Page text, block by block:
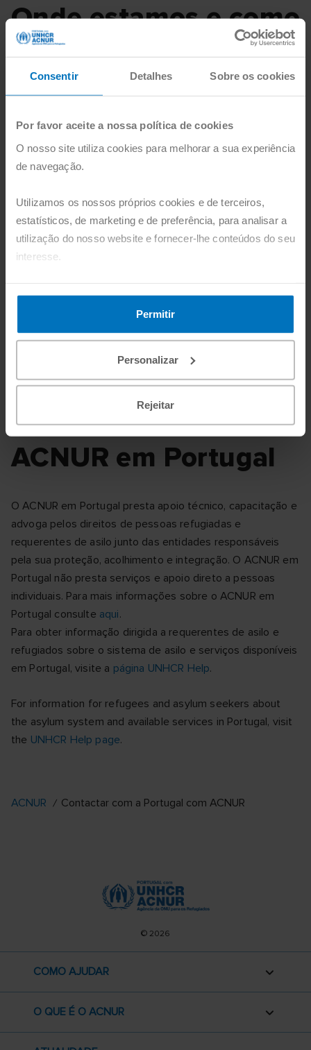
Consentir Detalhes Sobre os cookies
Por favor aceite a nossa política de cookies
O nosso site utiliza cookies para melhorar a sua experiência
de navegação.
Utilizamos os nossos próprios cookies e de terceiros,
estatísticos, de marketing e de preferência, para analisar a
utilização do nosso website e fornecer-lhe conteúdos do seu
interesse.
"Aceitar". Pode também recusá-los, configurá-los e obter
Permitir
Personalizar
Rejeitar
Onde estamos e como
chegar
ACNUR em Portugal
O ACNUR em Portugal presta apoio técnico, capacitação e
advoga pelos direitos de pessoas refugiadas e
requerentes de asilo junto das entidades responsáveis
pela sua proteção, acolhimento e integração. O ACNUR em
Portugal não presta serviços e apoio direto a pessoas
individuais. Para mais informações sobre o ACNUR em
Portugal consulte aqui.
Para obter informação dirigida a requerentes de asilo e
refugiados sobre o sistema de asilo e serviços disponíveis
em Portugal, visite a página UNHCR Help.
For information for refugees and asylum seekers about
the asylum system and available services in Portugal, visit
the UNHCR Help page.
ACNUR Contactar com a Portugal com ACNUR
© 2026
COMO AJUDAR
O QUE É O ACNUR